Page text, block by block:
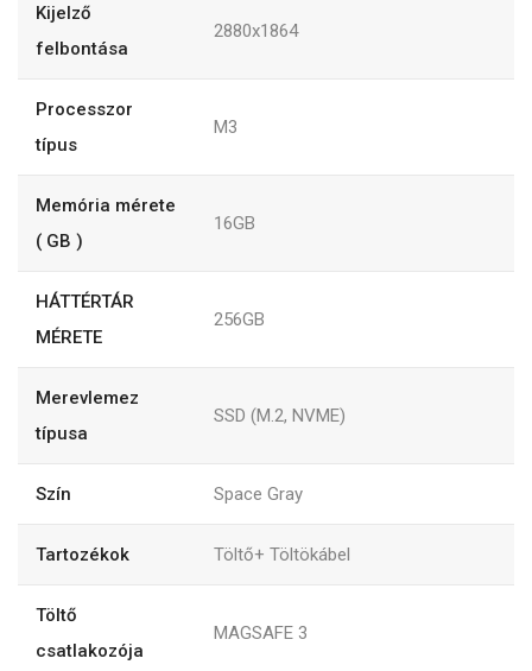
Kijelző
felbontása
2880x1864
Processzor
típus
M3
Memória mérete
( GB )
16GB
HÁTTÉRTÁR
MÉRETE
256GB
Merevlemez
típusa
SSD (M.2, NVME)
Szín Space Gray
Tartozékok Töltő+ Töltökábel
Töltő
csatlakozója
MAGSAFE 3